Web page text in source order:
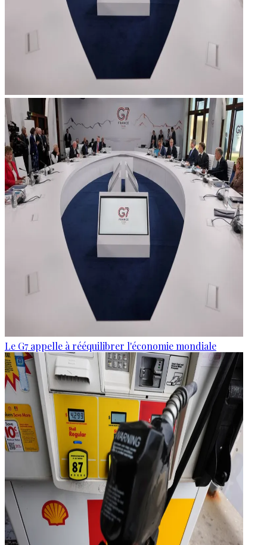
Le G7 appelle à rééquilibrer l'économie mondiale